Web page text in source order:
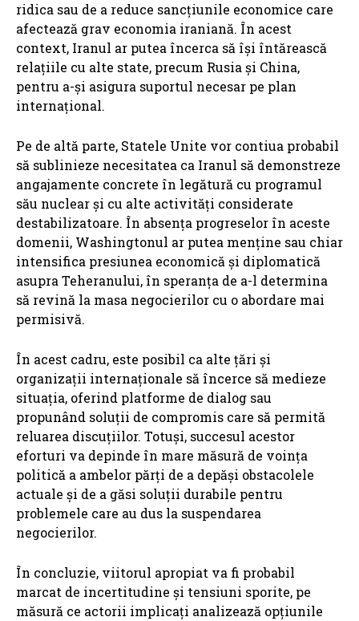
ridica sau de a reduce sancțiunile economice care
afectează grav economia iraniană. În acest
context, Iranul ar putea încerca să își întărească
relațiile cu alte state, precum Rusia și China,
pentru a-și asigura suportul necesar pe plan
internațional.
Pe de altă parte, Statele Unite vor contiua probabil
să sublinieze necesitatea ca Iranul să demonstreze
angajamente concrete în legătură cu programul
său nuclear și cu alte activități considerate
destabilizatoare. În absența progreselor în aceste
domenii, Washingtonul ar putea menține sau chiar
intensifica presiunea economică și diplomatică
asupra Teheranului, în speranța de a-l determina
să revină la masa negocierilor cu o abordare mai
permisivă.
În acest cadru, este posibil ca alte țări și
organizații internaționale să încerce să medieze
situația, oferind platforme de dialog sau
propunând soluții de compromis care să permită
reluarea discuțiilor. Totuși, succesul acestor
eforturi va depinde în mare măsură de voința
politică a ambelor părți de a depăși obstacolele
actuale și de a găsi soluții durabile pentru
problemele care au dus la suspendarea
negocierilor.
În concluzie, viitorul apropiat va fi probabil
marcat de incertitudine și tensiuni sporite, pe
măsură ce actorii implicați analizează opțiunile